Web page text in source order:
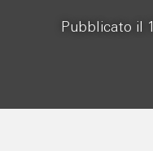
Pubblicato il